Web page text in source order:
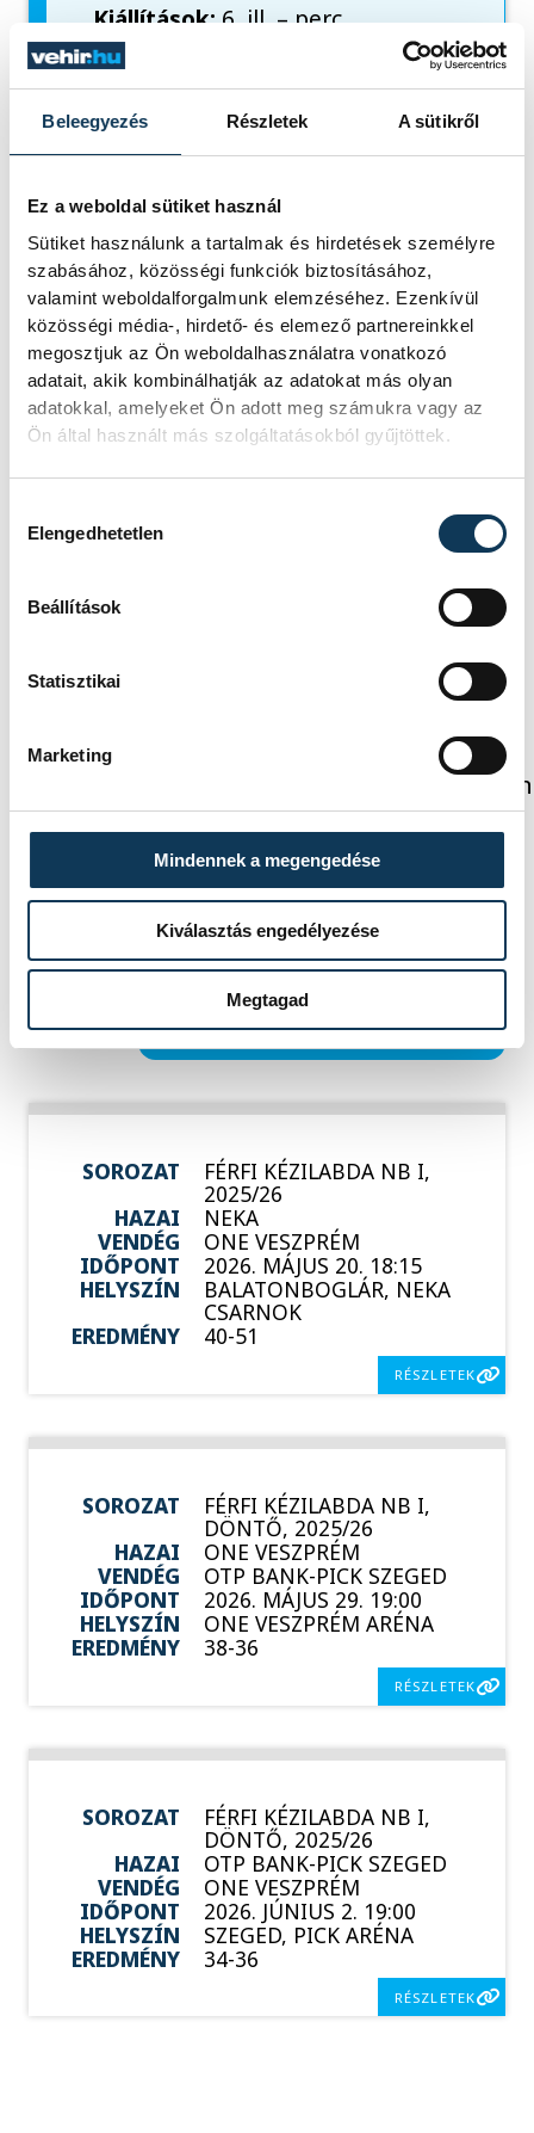
Beleegyezés Részletek A sütikről
Ez a weboldal sütiket használ
Sütiket használunk a tartalmak és hirdetések személyre
szabásához, közösségi funkciók biztosításához,
valamint weboldalforgalmunk elemzéséhez. Ezenkívül
közösségi média-, hirdető- és elemező partnereinkkel
megosztjuk az Ön weboldalhasználatra vonatkozó
adatait, akik kombinálhatják az adatokat más olyan
adatokkal, amelyeket Ön adott meg számukra vagy az
Ön által használt más szolgáltatásokból gyűjtöttek.
Elengedhetetlen
Beállítások
Statisztikai
Marketing
Mindennek a megengedése
Kiválasztás engedélyezése
Megtagad
Kiállítások:6, ill. – perc
Hétméteresek:
További eredmények:
Fejér-B.Á.L. Veszprém–HSA NEKA 25-29
Balatonfüredi KSE–Dabas KC 31-30 (16-14)
Csurgói KK–QHB Eger 35-26 (18-11)
HE-DO B.Braun Gyöngyös–PLER-Budapest
32-27 (18-15)
Carbonex-Komló–CYEB-Budakalász 22-24
(10-11)
sport
One Veszprém HC
férfi kézilabda NB I
Dániel
FOTÓS
Baumann
Béla
Események
SOROZAT FÉRFI KÉZILABDA NB I,
2025/26
HAZAI
NEKA
VENDÉG
ONE VESZPRÉM
IDŐPONT
2026. MÁJUS 20. 18:15
HELYSZÍN
BALATONBOGLÁR, NEKA
CSARNOK
EREDMÉNY
40-51
RÉSZLETEK
SOROZAT FÉRFI KÉZILABDA NB I,
DÖNTŐ, 2025/26
HAZAI
ONE VESZPRÉM
VENDÉG
OTP BANK-PICK SZEGED
IDŐPONT
2026. MÁJUS 29. 19:00
HELYSZÍN
ONE VESZPRÉM ARÉNA
EREDMÉNY
38-36
RÉSZLETEK
SOROZAT FÉRFI KÉZILABDA NB I,
DÖNTŐ, 2025/26
HAZAI
OTP BANK-PICK SZEGED
VENDÉG
ONE VESZPRÉM
IDŐPONT
2026. JÚNIUS 2. 19:00
HELYSZÍN
SZEGED, PICK ARÉNA
EREDMÉNY
34-36
RÉSZLETEK